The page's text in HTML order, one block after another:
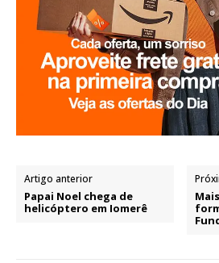
Artigo anterior
Papai Noel chega de
helicóptero em Iomerê